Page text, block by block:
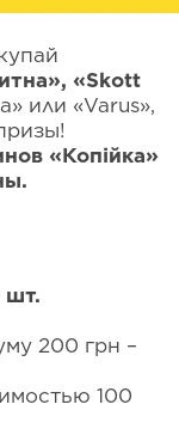
«Skott
или «Varus»,
«Копійка»
шт.
200 грн –
100